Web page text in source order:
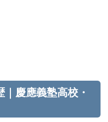
慶應義塾高校・